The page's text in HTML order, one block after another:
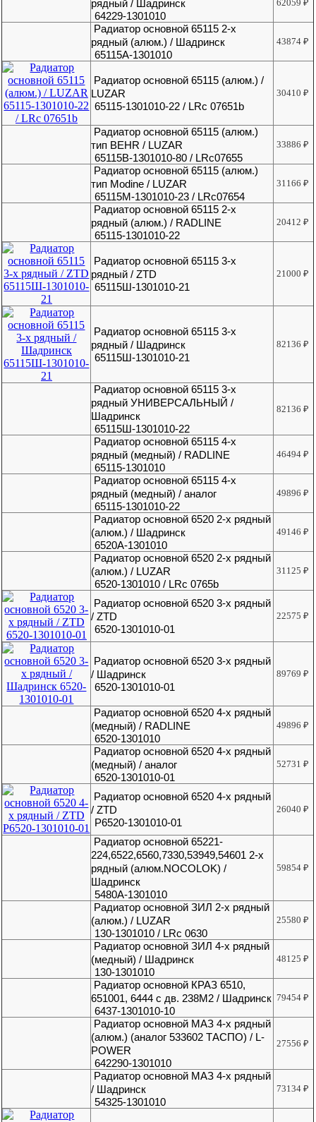
рядный / Шадринск
64229-1301010
62059₽
Радиатор основной 65115 2-х
рядный (алюм.) / Шадринск
65115А-1301010
43874₽
Радиатор основной 65115 (алюм.) /
LUZAR
65115-1301010-22 / LRc 07651b
30410₽
Радиатор основной 65115 (алюм.)
тип BEHR / LUZAR
65115В-1301010-80 / LRc07655
33886₽
Радиатор основной 65115 (алюм.)
тип Modine / LUZAR
65115М-1301010-23 / LRc07654
31166₽
Радиатор основной 65115 2-х
рядный (алюм.) / RADLINE
65115-1301010-22
20412₽
Радиатор основной 65115 3-х
рядный / ZTD
65115Ш-1301010-21
21000₽
Радиатор основной 65115 3-х
рядный / Шадринск
65115Ш-1301010-21
82136₽
Радиатор основной 65115 3-х
рядный УНИВЕРСАЛЬНЫЙ /
Шадринск
65115Ш-1301010-22
82136₽
Радиатор основной 65115 4-х
рядный (медный) / RADLINE
65115-1301010
46494₽
Радиатор основной 65115 4-х
рядный (медный) / аналог
65115-1301010-22
49896₽
Радиатор основной 6520 2-х рядный
(алюм.) / Шадринск
6520А-1301010
49146₽
Радиатор основной 6520 2-х рядный
(алюм.) / LUZAR
6520-1301010 / LRc 0765b
31125₽
Радиатор основной 6520 3-х рядный
/ ZTD
6520-1301010-01
22575₽
Радиатор основной 6520 3-х рядный
/ Шадринск
6520-1301010-01
89769₽
Радиатор основной 6520 4-х рядный
(медный) / RADLINE
6520-1301010
49896₽
Радиатор основной 6520 4-х рядный
(медный) / аналог
6520-1301010-01
52731₽
Радиатор основной 6520 4-х рядный
/ ZTD
Р6520-1301010-01
26040₽
Радиатор основной 65221-
224,6522,6560,7330,53949,54601 2-х
рядный (алюм.NOCOLOK) /
Шадринск
5480А-1301010
59854₽
Радиатор основной ЗИЛ 2-х рядный
(алюм.) / LUZAR
130-1301010 / LRc 0630
25580₽
Радиатор основной ЗИЛ 4-х рядный
(медный) / Шадринск
130-1301010
48125₽
Радиатор основной КРАЗ 6510,
651001, 6444 с дв. 238М2 / Шадринск
6437-1301010-10
79454₽
Радиатор основной МАЗ 4-х рядный
(алюм.) (аналог 533602 ТАСПО) / L-
POWER
642290-1301010
27556₽
Радиатор основной МАЗ 4-х рядный
/ Шадринск
54325-1301010
73134₽